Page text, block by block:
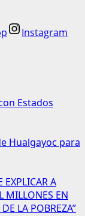
Instagram
Estados
Hualgayoc para
EXPLICAR A
MILLONES EN
LA POBREZA”